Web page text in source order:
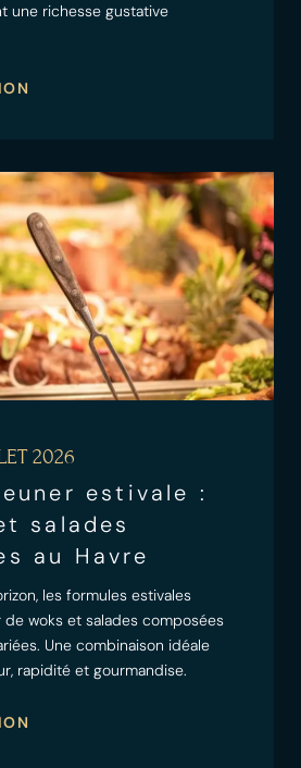
une richesse gustative
2026
estivale :
salades
au Havre
les formules estivales
de woks et salades composées
Une combinaison idéale
rapidité et gourmandise.